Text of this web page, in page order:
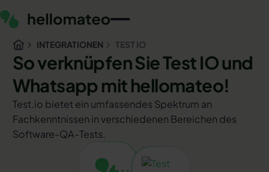
INTEGRATIONEN TEST IO
So verknüpfen Sie Test IO und
Whatsapp mit hellomateo!
Test.io bietet ein umfassendes Spektrum an
Fachkenntnissen in verschiedenen Bereichen des
Software-QA-Tests.